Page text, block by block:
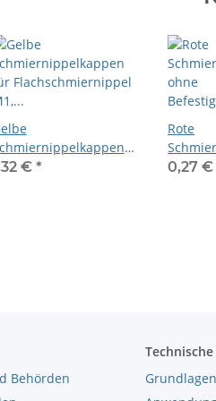
Flachschmiernippel
€ *
Rote
ohne
0,27
Behörden